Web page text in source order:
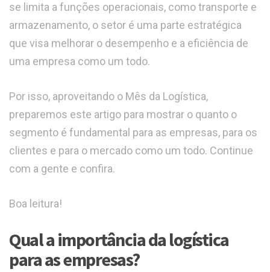
se limita a funções operacionais, como transporte e
armazenamento, o setor é uma parte estratégica
que visa melhorar o desempenho e a eficiência de
uma empresa como um todo.
Por isso, aproveitando o Mês da Logística,
preparemos este artigo para mostrar o quanto o
segmento é fundamental para as empresas, para os
clientes e para o mercado como um todo. Continue
com a gente e confira.
Boa leitura!
Qual a importância da logística
para as empresas?